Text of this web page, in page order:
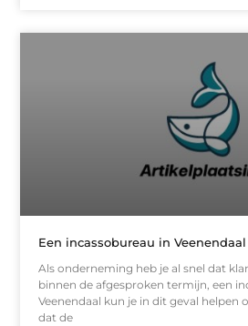
Een incassobureau in
Als onderneming heb je al snel dat
binnen de afgesproken termijn, een
Veenendaal kun je in dit geval helpen
dat de